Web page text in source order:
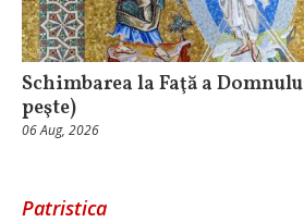
Schimbarea la Faţă a
peşte)
06 Aug, 2026
Patristica